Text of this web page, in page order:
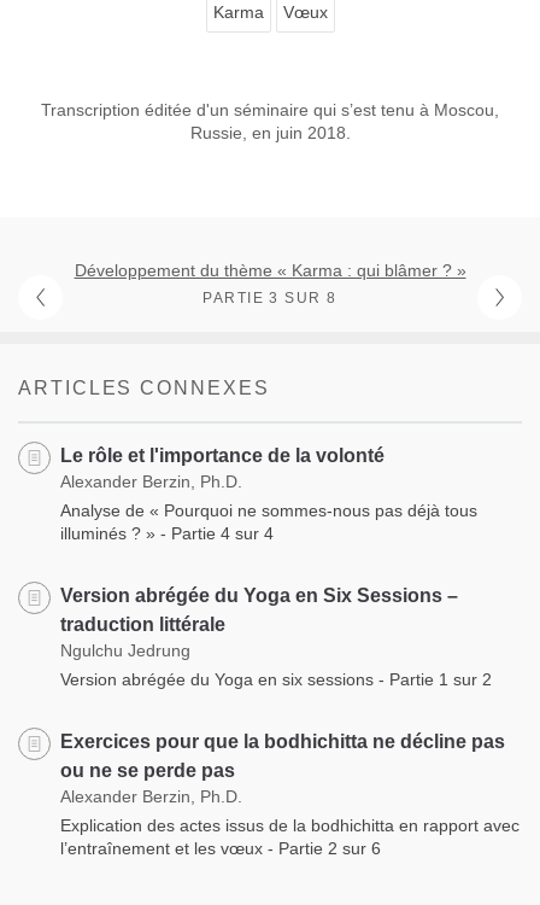
Karma Vœux
Transcription éditée d'un séminaire qui s’est tenu à Moscou,
Russie, en juin 2018.
Développement du thème « Karma : qui blâmer ? »
PARTIE 3 SUR 8
ARTICLES CONNEXES
Le rôle et l'importance de la volonté
Alexander Berzin, Ph.D.
Analyse de « Pourquoi ne sommes-nous pas déjà tous
illuminés ? » - Partie 4 sur 4
Version abrégée du Yoga en Six Sessions –
traduction littérale
Ngulchu Jedrung
Version abrégée du Yoga en six sessions - Partie 1 sur 2
Exercices pour que la bodhichitta ne décline pas
ou ne se perde pas
Alexander Berzin, Ph.D.
Explication des actes issus de la bodhichitta en rapport avec
l’entraînement et les vœux - Partie 2 sur 6